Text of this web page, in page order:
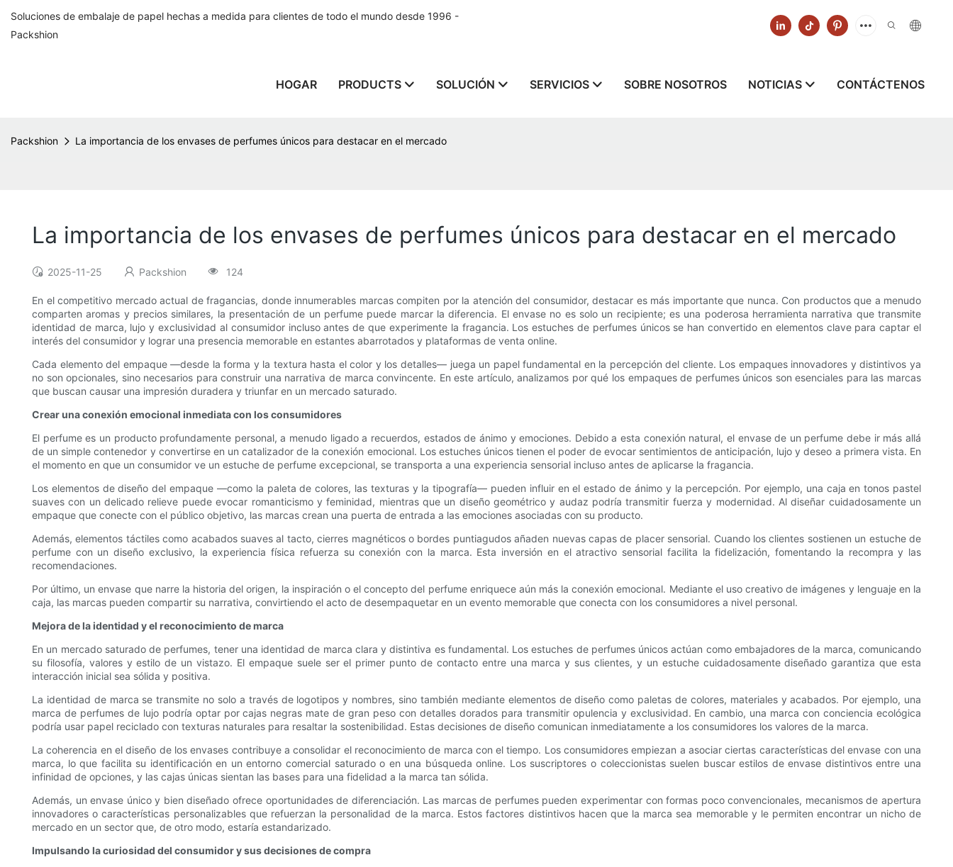
Soluciones de embalaje de papel hechas a medida para clientes de todo el mundo desde 1996 -
Packshion
HOGAR PRODUCTS SOLUCIÓN SERVICIOS SOBRE NOSOTROS NOTICIAS CONTÁCTENOS
Packshion La importancia de los envases de perfumes únicos para destacar en el mercado
La importancia de los envases de perfumes únicos para destacar en el mercado
2025-11-25 Packshion 124
En el competitivo mercado actual de fragancias, donde innumerables marcas compiten por la atención del consumidor, destacar es más importante que nunca. Con productos que a menudo
comparten aromas y precios similares, la presentación de un perfume puede marcar la diferencia. El envase no es solo un recipiente; es una poderosa herramienta narrativa que transmite
identidad de marca, lujo y exclusividad al consumidor incluso antes de que experimente la fragancia. Los estuches de perfumes únicos se han convertido en elementos clave para captar el
interés del consumidor y lograr una presencia memorable en estantes abarrotados y plataformas de venta online.
Cada elemento del empaque —desde la forma y la textura hasta el color y los detalles— juega un papel fundamental en la percepción del cliente. Los empaques innovadores y distintivos ya
no son opcionales, sino necesarios para construir una narrativa de marca convincente. En este artículo, analizamos por qué los empaques de perfumes únicos son esenciales para las marcas
que buscan causar una impresión duradera y triunfar en un mercado saturado.
Crear una conexión emocional inmediata con los consumidores
El perfume es un producto profundamente personal, a menudo ligado a recuerdos, estados de ánimo y emociones. Debido a esta conexión natural, el envase de un perfume debe ir más allá
de un simple contenedor y convertirse en un catalizador de la conexión emocional. Los estuches únicos tienen el poder de evocar sentimientos de anticipación, lujo y deseo a primera vista. En
el momento en que un consumidor ve un estuche de perfume excepcional, se transporta a una experiencia sensorial incluso antes de aplicarse la fragancia.
Los elementos de diseño del empaque —como la paleta de colores, las texturas y la tipografía— pueden influir en el estado de ánimo y la percepción. Por ejemplo, una caja en tonos pastel
suaves con un delicado relieve puede evocar romanticismo y feminidad, mientras que un diseño geométrico y audaz podría transmitir fuerza y ​​modernidad. Al diseñar cuidadosamente un
empaque que conecte con el público objetivo, las marcas crean una puerta de entrada a las emociones asociadas con su producto.
Además, elementos táctiles como acabados suaves al tacto, cierres magnéticos o bordes puntiagudos añaden nuevas capas de placer sensorial. Cuando los clientes sostienen un estuche de
perfume con un diseño exclusivo, la experiencia física refuerza su conexión con la marca. Esta inversión en el atractivo sensorial facilita la fidelización, fomentando la recompra y las
recomendaciones.
Por último, un envase que narre la historia del origen, la inspiración o el concepto del perfume enriquece aún más la conexión emocional. Mediante el uso creativo de imágenes y lenguaje en la
caja, las marcas pueden compartir su narrativa, convirtiendo el acto de desempaquetar en un evento memorable que conecta con los consumidores a nivel personal.
Mejora de la identidad y el reconocimiento de marca
En un mercado saturado de perfumes, tener una identidad de marca clara y distintiva es fundamental. Los estuches de perfumes únicos actúan como embajadores de la marca, comunicando
su filosofía, valores y estilo de un vistazo. El empaque suele ser el primer punto de contacto entre una marca y sus clientes, y un estuche cuidadosamente diseñado garantiza que esta
interacción inicial sea sólida y positiva.
La identidad de marca se transmite no solo a través de logotipos y nombres, sino también mediante elementos de diseño como paletas de colores, materiales y acabados. Por ejemplo, una
marca de perfumes de lujo podría optar por cajas negras mate de gran peso con detalles dorados para transmitir opulencia y exclusividad. En cambio, una marca con conciencia ecológica
podría usar papel reciclado con texturas naturales para resaltar la sostenibilidad. Estas decisiones de diseño comunican inmediatamente a los consumidores los valores de la marca.
La coherencia en el diseño de los envases contribuye a consolidar el reconocimiento de marca con el tiempo. Los consumidores empiezan a asociar ciertas características del envase con una
marca, lo que facilita su identificación en un entorno comercial saturado o en una búsqueda online. Los suscriptores o coleccionistas suelen buscar estilos de envase distintivos entre una
infinidad de opciones, y las cajas únicas sientan las bases para una fidelidad a la marca tan sólida.
Además, un envase único y bien diseñado ofrece oportunidades de diferenciación. Las marcas de perfumes pueden experimentar con formas poco convencionales, mecanismos de apertura
innovadores o características personalizables que refuerzan la personalidad de la marca. Estos factores distintivos hacen que la marca sea memorable y le permiten encontrar un nicho de
mercado en un sector que, de otro modo, estaría estandarizado.
Impulsando la curiosidad del consumidor y sus decisiones de compra